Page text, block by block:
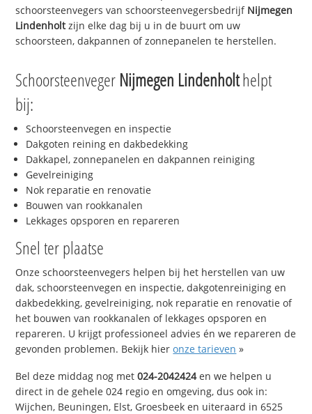
schoorsteenvegers van schoorsteenvegersbedrijf Nijmegen
Lindenholtzijn elke dag bij u in de buurt om uw
schoorsteen, dakpannen of zonnepanelen te herstellen.
Schoorsteenveger Nijmegen Lindenholthelpt
bij:
Schoorsteenvegen en inspectie
Dakgoten reining en dakbedekking
Dakkapel, zonnepanelen en dakpannen reiniging
Gevelreiniging
Nok reparatie en renovatie
Bouwen van rookkanalen
Lekkages opsporen en repareren
Snel ter plaatse
Onze schoorsteenvegers helpen bij het herstellen van uw
dak, schoorsteenvegen en inspectie, dakgotenreiniging en
dakbedekking, gevelreiniging, nok reparatie en renovatie of
het bouwen van rookkanalen of lekkages opsporen en
repareren. U krijgt professioneel advies én we repareren de
gevonden problemen. Bekijk hieronze tarieven »
Bel deze middag nog met024-2042424en we helpen u
direct in de gehele 024 regio en omgeving, dus ook in:
Wijchen, Beuningen, Elst, Groesbeek en uiteraard in 6525